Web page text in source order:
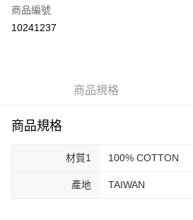
LINE Pay
宅配
每筆NT$120，滿NT$5,000(含以上)免運費
商品編號
10241237
商品規格
商品規格
材質1 100% COTTON
產地 TAIWAN